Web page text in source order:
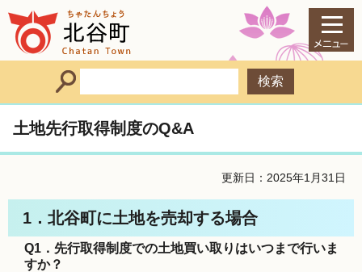
土地先行取得制度のQ&A
更新日：2025年1月31日
1．北谷町に土地を売却する場合
Q1．先行取得制度での土地買い取りはいつまで行いま
すか？